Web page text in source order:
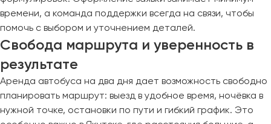
времени, а команда поддержки всегда на связи, чтобы
помочь с выбором и уточнением деталей.
Свобода маршрута и уверенность в
результате
Аренда автобуса на два дня дает возможность свободно
планировать маршрут: выезд в удобное время, ночёвка в
нужной точке, остановки по пути и гибкий график. Это